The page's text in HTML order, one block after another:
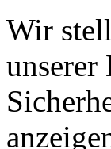
Wir
unserer